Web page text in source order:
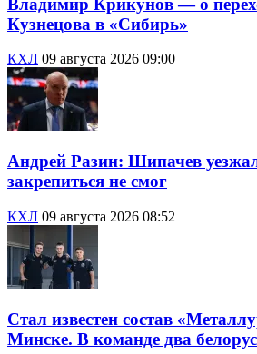
Кузнецова в «Сибирь»
КХЛ 09 августа 2026 09:00
Андрей Разин: Шипачев
закрепиться не смог
КХЛ 09 августа 2026 08:52
Стал известен состав
Минске. В команде два